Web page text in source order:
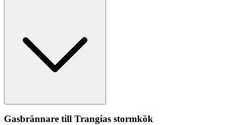
Gasbrännare till Trangias stormkök